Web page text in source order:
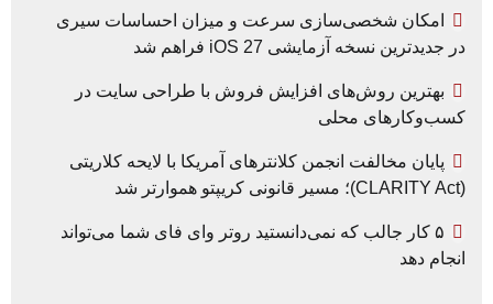
امکان شخصی‌سازی سرعت و میزان احساسات سیری
در جدیدترین نسخه آزمایشی iOS 27 فراهم شد
بهترین روش‌های افزایش فروش با طراحی سایت در
کسب‌وکارهای محلی
پایان مخالفت انجمن کلانترهای آمریکا با لایحه کلاریتی
(CLARITY Act)؛ مسیر قانونی کریپتو هموارتر شد
۵ کار جالب که نمی‌دانستید روتر وای فای شما می‌تواند
انجام دهد